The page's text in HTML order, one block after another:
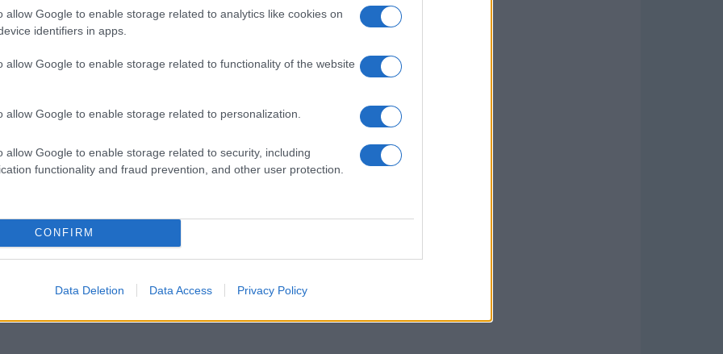
allow Google to enable storage related to analytics like cookies on
identifiers in apps.
allow Google to enable storage related to functionality of the website
allow Google to enable storage related to personalization.
allow Google to enable storage related to security, including
functionality and fraud prevention, and other user protection.
CONFIRM
Data Deletion Data Access Privacy Policy
ceremonial de una campana en eltemplo
medianoche en Beijing.
en un escenario vibrante con la
de la gran comunidad china en Italia.
visitas guiadas y actividades
Orientiamoci in Cina en colaboración